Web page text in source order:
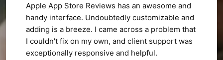
Apple App Store Reviews has an awesome and
handy interface. Undoubtedly customizable and
adding is a breeze. I came across a problem that
I couldn't fix on my own, and client support was
exceptionally responsive and helpful.